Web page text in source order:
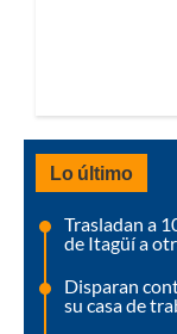
Lo último
Trasladan a
de Itagüí a
Disparan
su casa de